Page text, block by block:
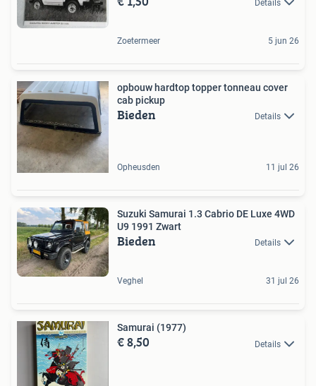
Details
Zoetermeer 5 jun 26
opbouw hardtop topper tonneau cover
cab pickup
Bieden Details
Opheusden 11 jul 26
Suzuki Samurai 1.3 Cabrio DE Luxe 4WD
U9 1991 Zwart
Bieden Details
Veghel 31 jul 26
Samurai (1977)
€ 8,50 Details